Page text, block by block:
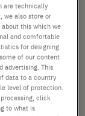
ml
esclusi]
are technically
we also store or
this which we
and comfortable
for designing
of our content
advertising. This
data to a country
level of protection.
click
to what is